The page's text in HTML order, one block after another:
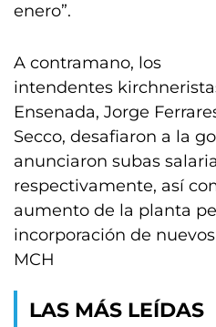
enero”.
A contramano, los
intendentes
Ensenada, Jorge
Secco, desafiaron a la
anunciaron subas
respectivamente, así
aumento de la planta
incorporación de
MCH
LAS MÁS LEÍDAS